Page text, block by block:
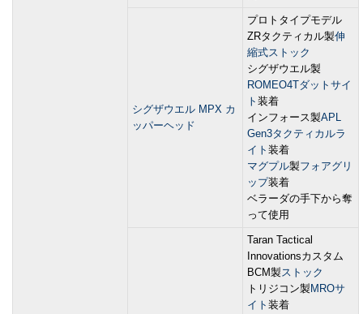
シグザウエル MPX カ
ッパーヘッド
プロトタイプモデル
ZRタクティカル製伸
縮式ストック
シグザウエル製
ROMEO4Tダットサイ
ト 装着
インフォース製APL
Gen3タクティカルラ
イト 装着
マグプル製フォアグリ
ップ装着
ベラーダの手下から奪
って使用
Taran Tactical
Innovationsカスタム
BCM製ストック
トリジコン製 MROサ
イト 装着